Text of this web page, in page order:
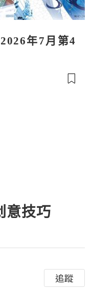
年7月第4
意技巧
追蹤